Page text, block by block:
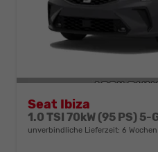
Seat Ibiza
1.0 TSI 70kW (95 PS)
unverbindliche Lieferzeit: 6 Wochen